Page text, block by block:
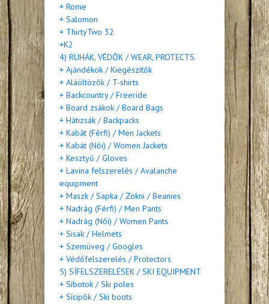
+ Rome
+ Salomon
+ ThirtyTwo 32
+K2
4) RUHÁK, VÉDŐK / WEAR, PROTECTS
+ Ajándékok / Kiegészítők
+ Aláöltözők / T-shirts
+ Backcountry / Freeride
+ Board zsákok / Board Bags
+ Hátizsák / Backpacks
+ Kabát (Férfi) / Men Jackets
+ Kabát (Női) / Women Jackets
+ Kesztyű / Gloves
+ Lavina felszerelés / Avalanche
equipment
+ Maszk / Sapka / Zokni / Beanies
+ Nadrág (Férfi) / Men Pants
+ Nadrág (Női) / Women Pants
+ Sisak / Helmets
+ Szemüveg / Googles
+ Védőfelszerelés / Protectors
5) SÍFELSZERELÉSEK / SKI EQUIPMENT
+ Síbotok / Ski poles
+ Sícipők / Ski boots